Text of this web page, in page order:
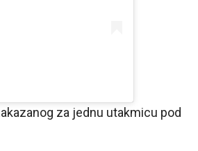
za jednu utakmicu pod